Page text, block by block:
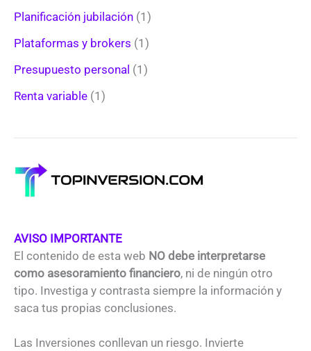
Planificación jubilación (1)
Plataformas y brokers (1)
Presupuesto personal (1)
Renta variable (1)
AVISO IMPORTANTE
El contenido de esta web NO debe interpretarse
como asesoramiento financiero, ni de ningún otro
tipo. Investiga y contrasta siempre la información y
saca tus propias conclusiones.
Las Inversiones conllevan un riesgo. Invierte